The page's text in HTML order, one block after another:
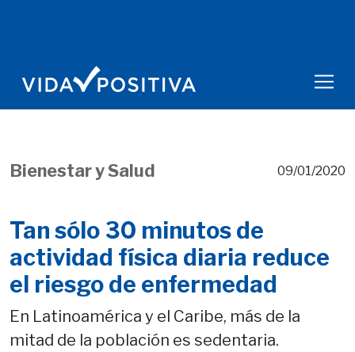
Bienestar y Salud 09/01/2020
Tan sólo 30 minutos de
actividad física diaria reduce
el riesgo de enfermedad
En Latinoamérica y el Caribe, más de la
mitad de la población es sedentaria.